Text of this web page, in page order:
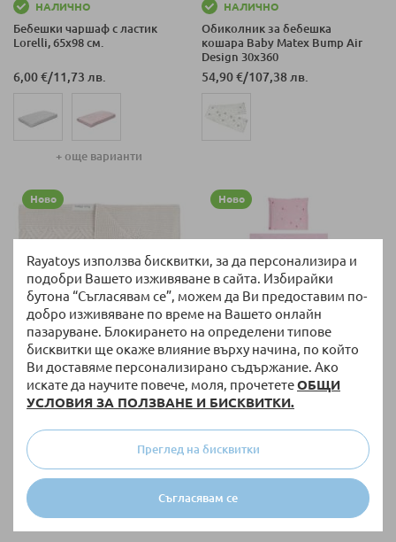
Rayatoys използва бисквитки, за да персонализира и
подобри Вашето изживяване в сайта. Избирайки
бутона “Съгласявам се”, можем да Ви предоставим по-
добро изживяване по време на Вашето онлайн
пазаруване. Блокирането на определени типове
бисквитки ще окаже влияние върху начина, по който
Ви доставяме персонализирано съдържание. Ако
искате да научите повече, моля, прочететеОБЩИ
УСЛОВИЯ ЗА ПОЛЗВАНЕ И БИСКВИТКИ.
Съгласявам се
Преглед на бисквитки
НАЛИЧНО
Бебешки чаршаф с ластик
Lorelli, 65x98 см.
6,00 €/11,73 лв.
+ още варианти
НАЛИЧНО
Обиколник за бебешка
кошара Baby Matex Bump Air
Design 30х360
54,90 €/107,38 лв.
Ново
НАЛИЧНО
Бебешко одеяло Baby`s Only
Sierra 70/95 см
44,90 €
Ново
НАЛИЧНО
Бебешки спален комплект
Lorelli, 100х150 см, 3 части
22,00 €
+ още варианти